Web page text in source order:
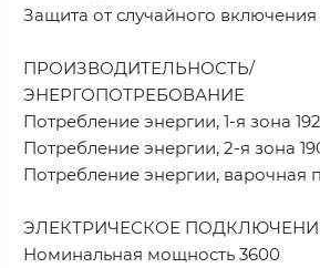
Защита от случайного
ПРОИЗВОДИТЕЛЬНОСТЬ/
ЭНЕРГОПОТРЕБОВАНИЕ
Потребление энергии, 1-я зона 192
Потребление энергии, 2-я зона
Потребление энергии, варочная
ЭЛЕКТРИЧЕСКОЕ
Номинальная мощность 3600